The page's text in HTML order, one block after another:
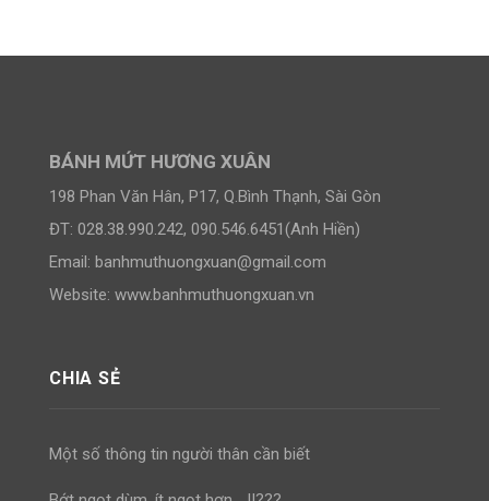
BÁNH MỨT HƯƠNG XUÂN
198 Phan Văn Hân, P17, Q.Bình Thạnh, Sài Gòn
ĐT: 028.38.990.242, 090.546.6451(Anh Hiền)
Email: banhmuthuongxuan@gmail.com
Website: www.banhmuthuongxuan.vn
CHIA SẺ
Một số thông tin người thân cần biết